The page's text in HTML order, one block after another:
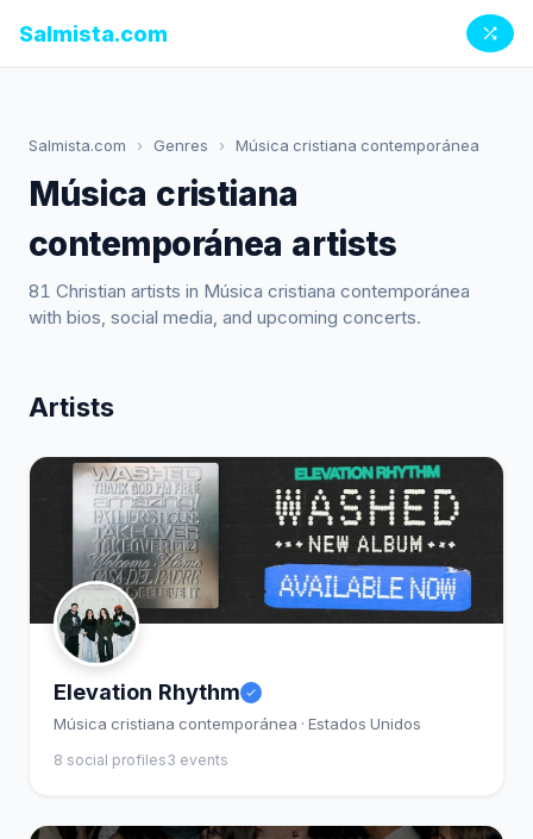
Salmista.com
Salmista.com › Genres › Música cristiana contemporánea
Música cristiana
contemporánea artists
81 Christian artists in Música cristiana contemporánea
with bios, social media, and upcoming concerts.
Artists
Elevation Rhythm
Música cristiana contemporánea · Estados Unidos
8 social profiles3 events